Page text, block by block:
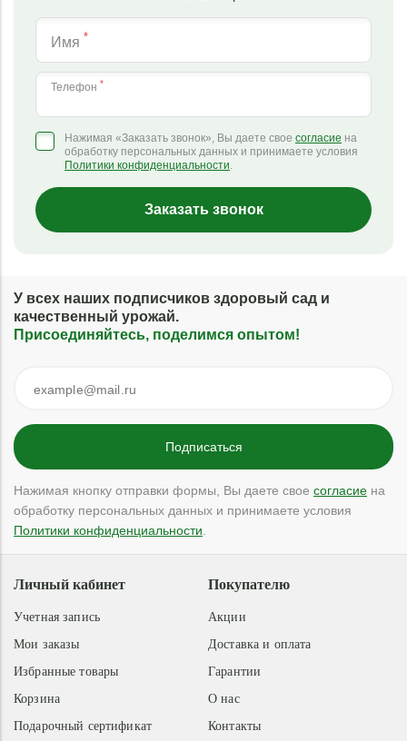
Имя *
Телефон *
Нажимая «Заказать звонок», Вы даете свое согласие на
обработку персональных данных и принимаете условия
Политики конфиденциальности.
Заказать звонок
У всех наших подписчиков здоровый сад и
качественный урожай.
Присоединяйтесь, поделимся опытом!
Нажимая кнопку отправки формы, Вы даете свое согласие на
обработку персональных данных и принимаете условия
Политики конфиденциальности
Покупателю
Акции
Доставка и оплата
Гарантии
О нас
Контакты
Личный кабинет
Учетная запись
Мои заказы
Избранные товары
Корзина
Подарочный сертификат